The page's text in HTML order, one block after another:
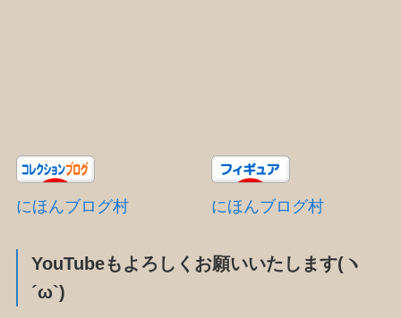
にほんブログ村 にほんブログ村
YouTubeもよろしくお願いいたします(ヽ
´ω`)